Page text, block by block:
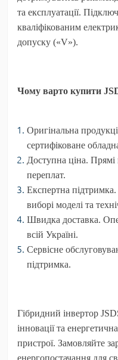
та експлуатації.
кваліфікованим
допуску («V»).
Чому варто купити
Оригінальна
сертифіковане
Доступна ціна. Прямі
переплат.
Експертна підтримка.
виборі моделі та
Швидка доставка.
всій Україні.
Сервісне
підтримка.
Гібридний інвертор
інновації та
пристрої. Замовляйте
енергопостачання для